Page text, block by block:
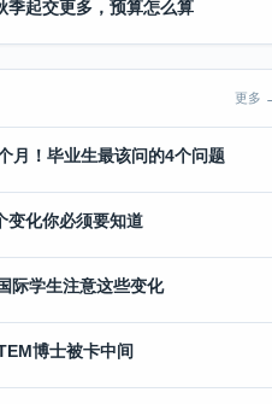
季起交更多，预算怎么算
更多
月！毕业生最该问的4个问题
变化你必须要知道
际学生注意这些变化
博士被卡中间